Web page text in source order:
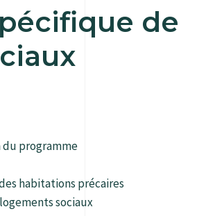
de
du programme
habitations précaires
sociaux